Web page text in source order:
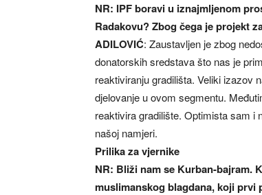
NR: IPF boravi u iznajmljenom
Radakovu? Zbog čega je projekt
ADILOVIĆ: Zaustavljen je zbog
donatorskih sredstava što nas je
reaktiviranju gradilišta. Veliki izazov
djelovanje u ovom segmentu.
reaktivira gradilište. Optimista sam i
našoj namjeri.
Prilika za vjernike
NR: Bliži nam se Kurban-bajram.
muslimanskog blagdana, koji prvi